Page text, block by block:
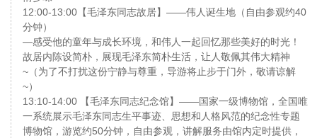
12:00-13:00【毛泽东同志故居】——伟人诞生地（自由参观约40
分钟）
—感受他的童年与成长环境，和伟人一起回忆那些美好的时光！
故居内陈设简朴，展现毛泽东简朴生活，让人敬佩其伟大精神
~（为了不打扰这份宁静与尊重，导游将止步于门外，敬请谅解
~）
13:10-14:00 【毛泽东同志纪念馆】——国家一级博物馆，全国唯
一系统展示毛泽东同志生平事迹、思想和人格风范的纪念性专题
博物馆，游览约50分钟，自由参观，讲解服务由馆内定时提供，